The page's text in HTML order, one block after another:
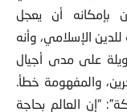
بإمكانه أن يعجل
الإسلامي، وأنه
على مدى أجيال
والمفهومة خطأ.
“إن العالم بحاجة